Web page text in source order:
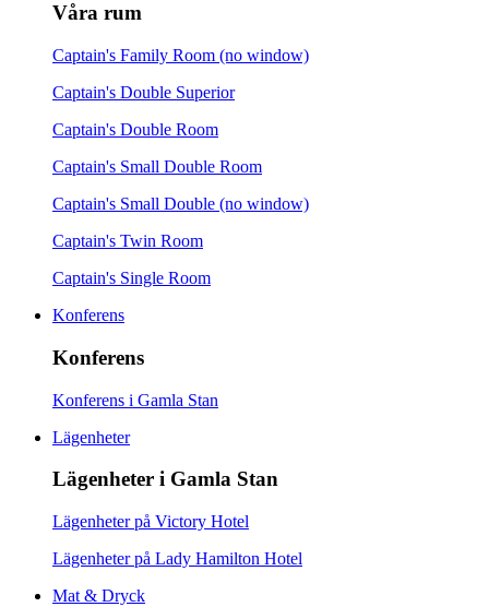
Våra rum
Captain's Family Room (no window)
Captain's Double Superior
Captain's Double Room
Captain's Small Double Room
Captain's Small Double (no window)
Captain's Twin Room
Captain's Single Room
Konferens
Konferens
Konferens i Gamla Stan
Lägenheter
Lägenheter i Gamla Stan
Lägenheter på Victory Hotel
Lägenheter på Lady Hamilton Hotel
Mat & Dryck